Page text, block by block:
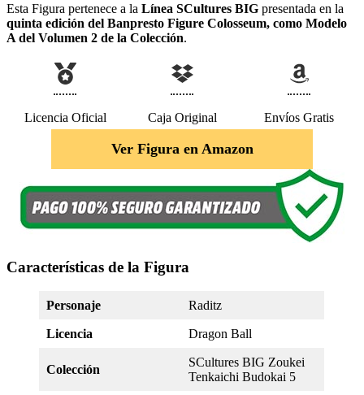
Esta Figura pertenece a la Línea SCultures BIG presentada en la
quinta edición del Banpresto Figure Colosseum, como Modelo
A del Volumen 2 de la Colección.
Licencia Oficial Caja Original Envíos Gratis
Ver Figura en Amazon
Características de la Figura
Personaje Raditz
Licencia Dragon Ball
Colección
SCultures BIG Zoukei
Tenkaichi Budokai 5